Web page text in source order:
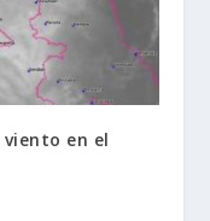
en el